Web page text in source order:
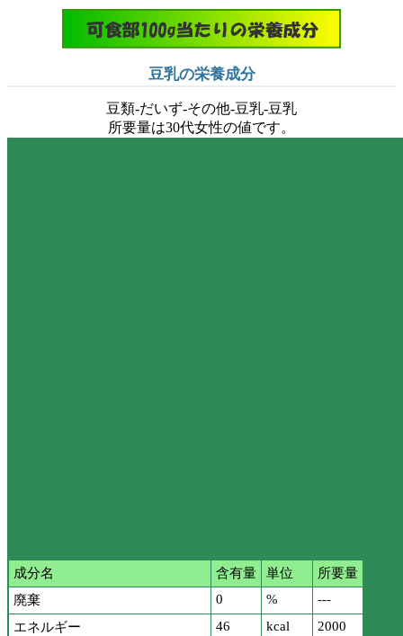
豆乳の栄養成分
豆類-だいず-その他-豆乳-豆乳
所要量は30代女性の値です。
成分名 含有量 単位
所要量
廃棄
0 %
---
エネルギー
46 kcal
2000